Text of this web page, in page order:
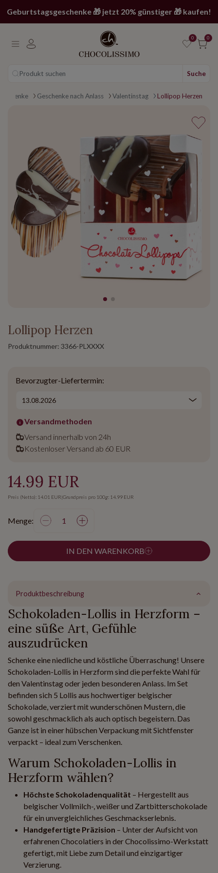
Geburtstagsgeschenke 🎁 jetzt 20% günstiger 🎁 kaufen!
0 0
Produkt suchen Suche
Geschenke nach Anlass Valentinstag Lollipop Herzen
Lollipop Herzen
Produktnummer: 3366-PLXXXX
Bevorzugter-Liefertermin:
Versandmethoden
Versand innerhalb von 24h
Kostenloser Versand ab 60 EUR
14.99 EUR
Preis (Netto): 14.01 EUR|Grundpreis pro 100g: 14.99 EUR
Menge:
IN DEN WARENKORB
Produktbeschreibung
Schokoladen-Lollis in Herzform –
eine süße Art, Gefühle
auszudrücken
Schenke eine niedliche und köstliche Überraschung! Unsere
Schokoladen-Lollis in Herzform sind die perfekte Wahl für
den Valentinstag oder jeden besonderen Anlass. Im Set
befinden sich 5 Lollis aus hochwertiger belgischer
Schokolade, verziert mit wunderschönen Mustern, die
sowohl geschmacklich als auch optisch begeistern. Das
Ganze ist in einer hübschen Verpackung mit Sichtfenster
verpackt – ideal zum Verschenken.
Warum Schokoladen-Lollis in
Herzform wählen?
Höchste Schokoladenqualität – Hergestellt aus
belgischer Vollmilch-, weißer und Zartbitterschokolade
für ein unvergleichliches Geschmackserlebnis.
Handgefertigte Präzision – Unter der Aufsicht von
erfahrenen Chocolatiers in der Chocolissimo-Werkstatt
gefertigt, mit Liebe zum Detail und einzigartiger
Verzierung.